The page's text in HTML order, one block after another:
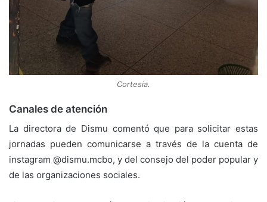
Cortesía.
Canales de atención
La directora de Dismu comentó que para solicitar estas
jornadas pueden comunicarse a través de la cuenta de
instagram @dismu.mcbo, y del consejo del poder popular y
de las organizaciones sociales.